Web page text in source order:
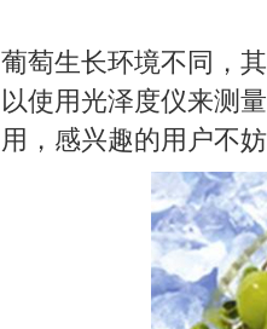
葡萄生长环境不同，
以使用光泽度仪来测
用，感兴趣的用户不